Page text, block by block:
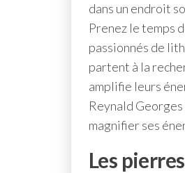
dans un endroit
Prenez le temps
passionnés de
partent à la
amplifie leurs
Reynald
magnifier ses
Les